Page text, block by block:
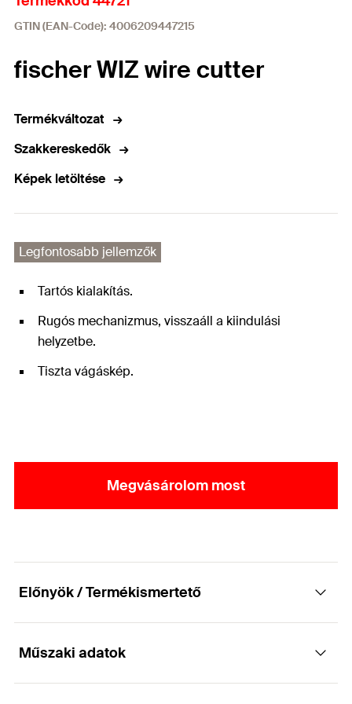
GTIN (EAN-Code): 4006209447215
fischer WIZ wire cutter
Termékváltozat
Szakkereskedők
Képek letöltése
Legfontosabb jellemzők
Tartós kialakítás.
Rugós mechanizmus, visszaáll a kiindulási
helyzetbe.
Tiszta vágáskép.
Megvásárolom most
Előnyök / Termékismertető
vágásához
Műszaki adatok